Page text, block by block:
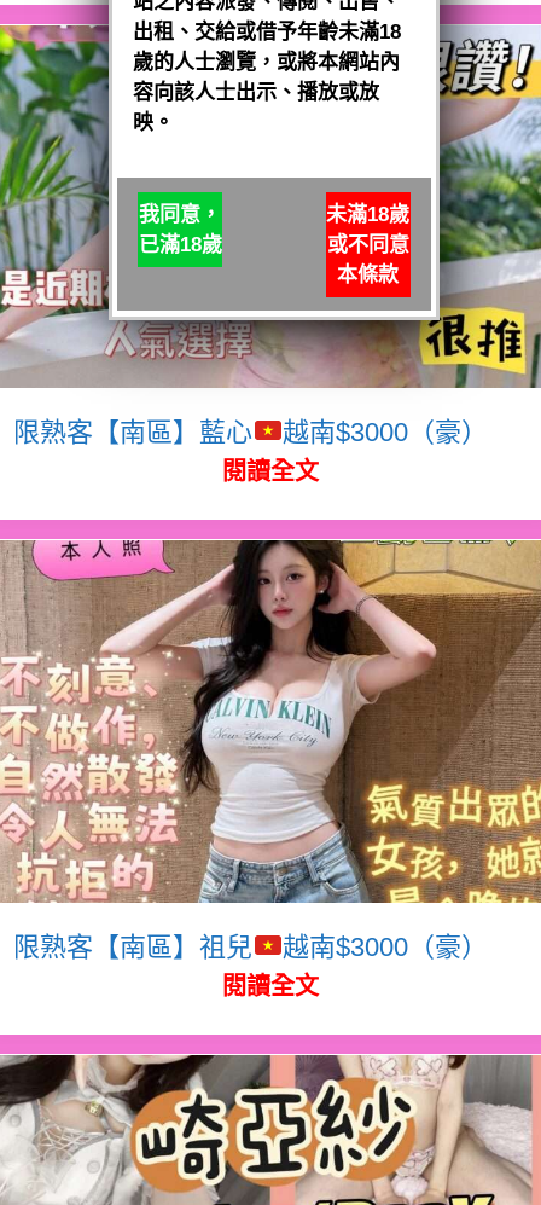
限熟客【南區】藍心 越南$3000（豪）
閱讀全文
限熟客【南區】祖兒 越南$3000（豪）
閱讀全文
出租、交給或借予年齡未滿18
歲的人士瀏覽，或將本網站內
容向該人士出示、播放或放
映。
我同意，
已滿18歲
未滿18歲
或不同意
本條款